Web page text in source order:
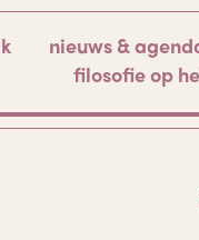
nieuws &
filosofie op